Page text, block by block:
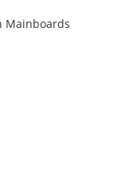
Mainboards